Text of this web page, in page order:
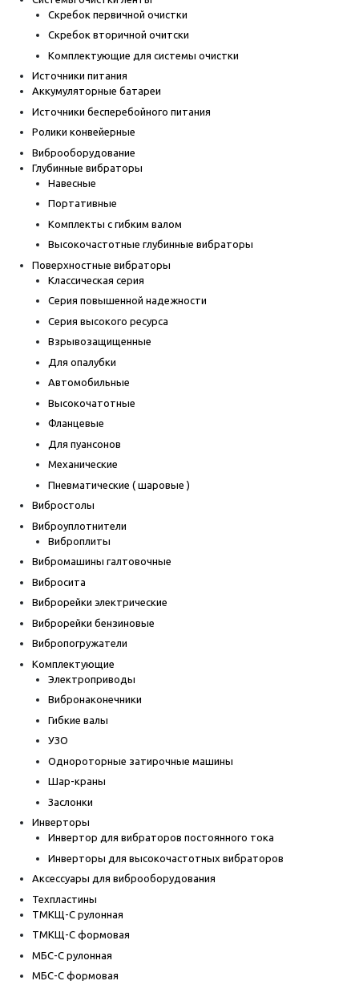
Скребок первичной очистки
Скребок вторичной очитски
Комплектующие для системы очистки
Источники питания
Аккумуляторные батареи
Источники бесперебойного питания
Ролики конвейерные
Виброоборудование
Глубинные вибраторы
Навесные
Портативные
Комплекты с гибким валом
Высокочастотные глубинные вибраторы
Поверхностные вибраторы
Классическая серия
Серия повышенной надежности
Серия высокого ресурса
Взрывозащищенные
Для опалубки
Автомобильные
Высокочатотные
Фланцевые
Для пуансонов
Механические
Пневматические ( шаровые )
Вибростолы
Виброуплотнители
Виброплиты
Вибромашины галтовочные
Вибросита
Виброрейки электрические
Виброрейки бензиновые
Вибропогружатели
Комплектующие
Электроприводы
Вибронаконечники
Гибкие валы
УЗО
Однороторные затирочные машины
Шар-краны
Заслонки
Инверторы
Инвертор для вибраторов постоянного тока
Инверторы для высокочастотных вибраторов
Аксессуары для виброоборудования
Техпластины
ТМКЩ-С рулонная
ТМКЩ-С формовая
МБС-С рулонная
МБС-С формовая